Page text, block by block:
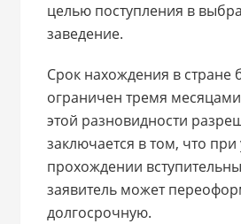
целью поступления в
заведение.
Срок нахождения в стране
ограничен тремя
этой разновидности
заключается в том, что
прохождении
заявитель может
долгосрочную.